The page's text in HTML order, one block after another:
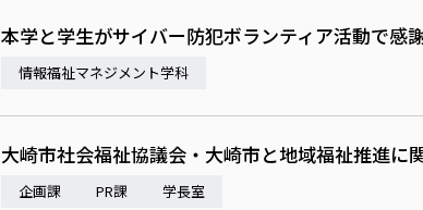
本学と学生がサイバー防犯ボランティア活動で感
情報福祉マネジメント学科
大崎市社会福祉協議会・大崎市と地域福祉推進に
企画課 PR課 学長室